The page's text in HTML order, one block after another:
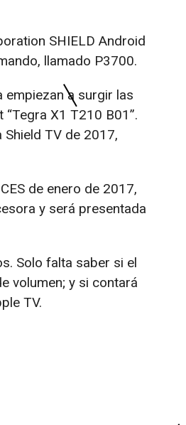
SHIELD Android
llamado P3700.
empiezan a surgir las
X1 T210 B01”.
Shield TV de 2017,
de enero de 2017,
y será presentada
Solo falta saber si el
volumen; y si contará
TV.